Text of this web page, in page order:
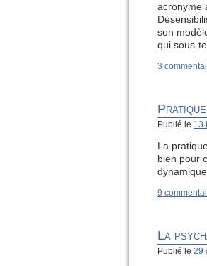
acronyme
son
qui sous-
3
Publié le 13
La
bien pour
9
La
Publié le 29